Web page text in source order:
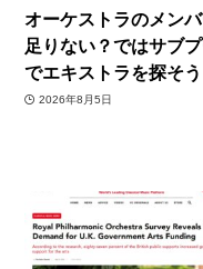
オーケストラのメン
足りない？ではサブ
でエキストラを探そう
2026年8月5日